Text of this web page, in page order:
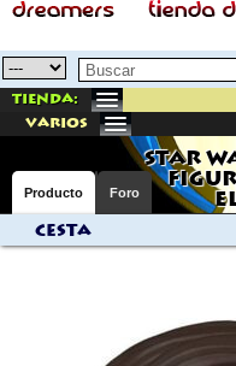
Tienda:
varios
STAR
Producto Foro
Cesta